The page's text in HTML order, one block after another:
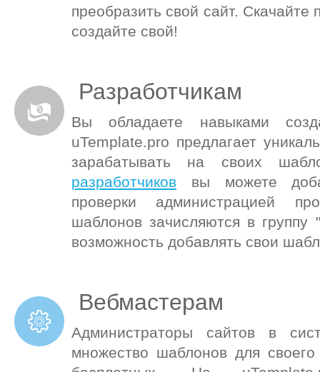
преобразить свой сайт.
создайте свой!
Разработчикам
Вы обладаете навыками
uTemplate.pro предлагает
зарабатывать на своих
разработчиков вы можете
проверки администрацией
шаблонов зачисляются в группу
возможность добавлять свои
Вебмастерам
Администраторы сайтов в
множество шаблонов для